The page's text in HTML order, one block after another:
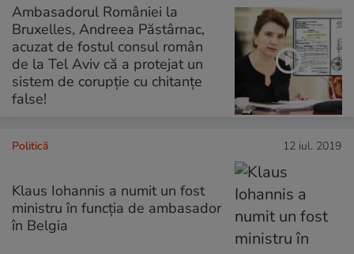
Ambasadorul României la
Bruxelles, Andreea Păstârnac,
acuzat de fostul consul român
de la Tel Aviv că a protejat un
sistem de corupție cu chitanțe
false!
Politică 12 iul. 2019
Klaus Iohannis a numit un fost
ministru în funcția de ambasador
în Belgia